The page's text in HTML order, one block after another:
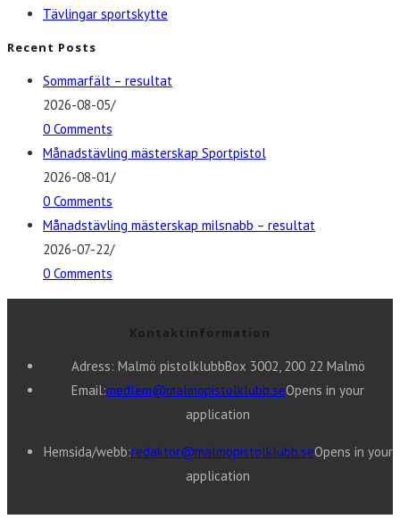
Tävlingar sportskytte
Recent Posts
Sommarfält – resultat
2026-08-05/
0 Comments
Månadstävling mästerskap Sportpistol
2026-08-01/
0 Comments
Månadstävling mästerskap milsnabb – resultat
2026-07-22/
0 Comments
Kontaktinformation
Adress: Malmö pistolklubbBox 3002, 200 22 Malmö
Email:medlem@malmopistolklubb.seOpens in your
application
Hemsida/webb:redaktor@malmopistolklubb.seOpens in your
application